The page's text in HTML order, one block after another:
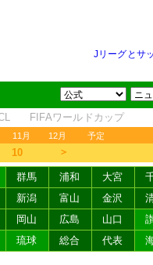
Jリーグとサ
FIFAワールドカップ
11月 12月 予定
10 ＞
群馬 浦和 大宮
新潟 富山 金沢
岡山 広島 山口
琉球 総合 代表